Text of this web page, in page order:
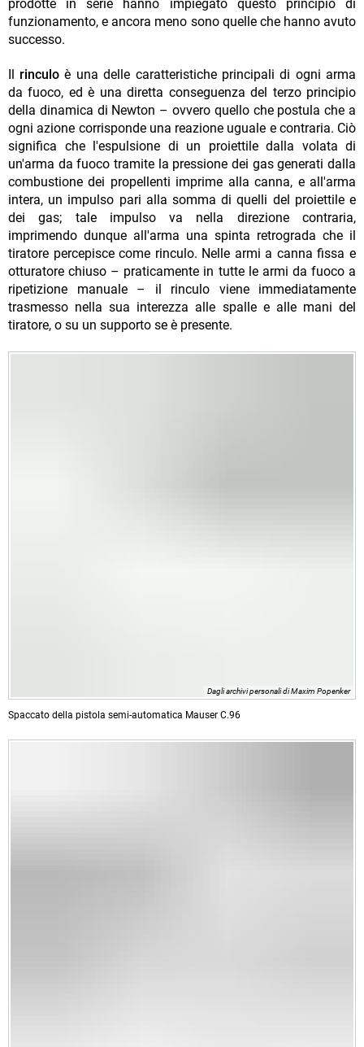
prodotte in serie hanno impiegato questo principio di
funzionamento, e ancora meno sono quelle che hanno avuto
successo.
rinculo è una delle caratteristiche principali di ogni arma
da fuoco, ed è una diretta conseguenza del terzo principio
della dinamica di Newton – ovvero quello che postula che a
ogni azione corrisponde una reazione uguale e contraria. Ciò
significa che l'espulsione di un proiettile dalla volata di
un'arma da fuoco tramite la pressione dei gas generati dalla
combustione dei propellenti imprime alla canna, e all'arma
intera, un impulso pari alla somma di quelli del proiettile e
dei gas; tale impulso va nella direzione contraria,
imprimendo dunque all'arma una spinta retrograda che il
tiratore percepisce come rinculo. Nelle armi a canna fissa e
otturatore chiuso – praticamente in tutte le armi da fuoco a
ripetizione manuale – il rinculo viene immediatamente
trasmesso nella sua interezza alle spalle e alle mani del
tiratore, o su un supporto se è presente.
Dagli archivi personali di Maxim Popenker
Spaccato della pistola semi-automatica Mauser C.96